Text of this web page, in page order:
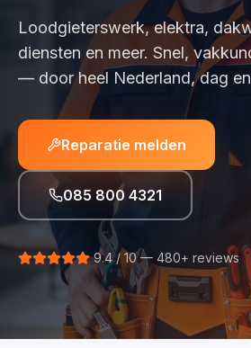
Loodgieterswerk, elektra,
diensten en meer. Snel,
— door heel Nederland, dag
Reparatie melden
085 800 4321
9.4 / 10 — 480+ reviews